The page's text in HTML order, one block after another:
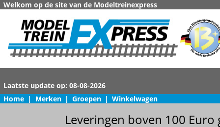
Welkom op de site van de Modeltreinexpress
Home | Merken | Groepen | Winkelwagen
Leveringen boven 100